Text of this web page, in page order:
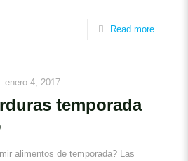
Read more
enero 4, 2017
temporada
alimentos de temporada? Las